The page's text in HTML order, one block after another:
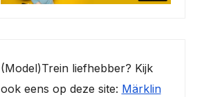
(Model)Trein liefhebber? Kijk
ook eens op deze site: Märklin